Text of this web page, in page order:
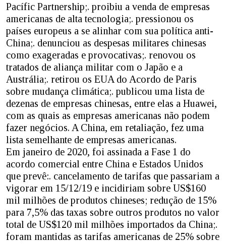
Pacífic Partnership;. proibiu a venda de empresas
americanas de alta tecnologia;. pressionou os
países europeus a se alinhar com sua política anti-
China;. denunciou as despesas militares chinesas
como exageradas e provocativas;. renovou os
tratados de aliança militar com o Japão e a
Austrália;. retirou os EUA do Acordo de Paris
sobre mudança climática;. publicou uma lista de
dezenas de empresas chinesas, entre elas a Huawei,
com as quais as empresas americanas não podem
fazer negócios. A China, em retaliação, fez uma
lista semelhante de empresas americanas.
Em janeiro de 2020, foi assinada a Fase 1 do
acordo comercial entre China e Estados Unidos
que prevê:. cancelamento de tarifas que passariam a
vigorar em 15/12/19 e incidiriam sobre US$160
mil milhões de produtos chineses; redução de 15%
para 7,5% das taxas sobre outros produtos no valor
total de US$120 mil milhões importados da China;.
foram mantidas as tarifas americanas de 25% sobre